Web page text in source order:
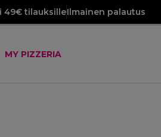
49€ tilauksilleIlmainen palautus
MY PIZZERIA